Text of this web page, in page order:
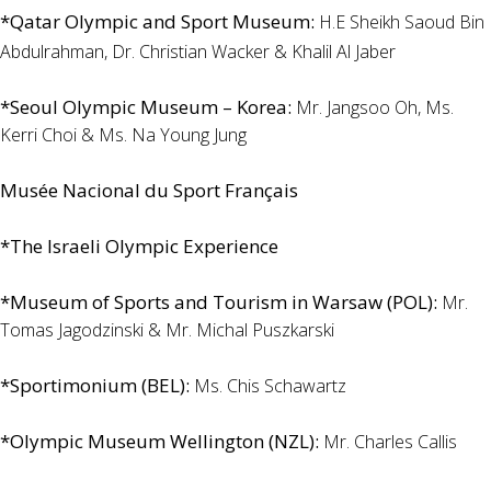
*Qatar Olympic and Sport Museum: H.E Sheikh Saoud Bin
Abdulrahman, Dr. Christian Wacker & Khalil Al Jaber
*Seoul Olympic Museum – Korea: Mr. Jangsoo Oh, Ms.
Kerri Choi & Ms. Na Young Jung
Musée Nacional du Sport Français
*The Israeli Olympic Experience
*Museum of Sports and Tourism in Warsaw (POL): Mr.
Tomas Jagodzinski & Mr. Michal Puszkarski
*Sportimonium (BEL): Ms. Chis Schawartz
*Olympic Museum Wellington (NZL): Mr. Charles Callis